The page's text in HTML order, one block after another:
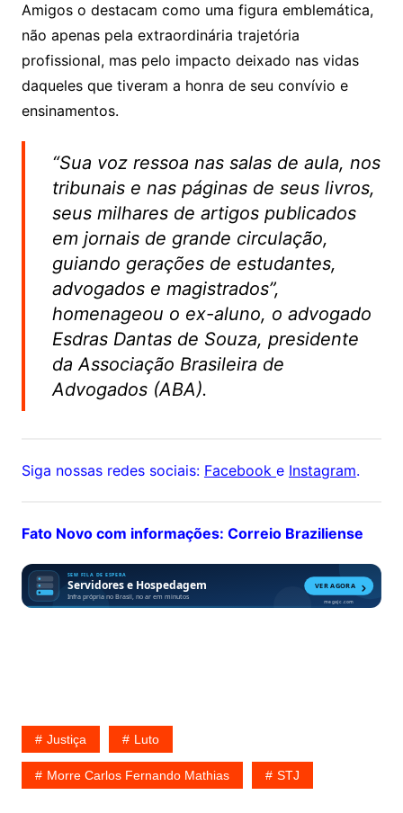
Amigos o destacam como uma figura emblemática,
não apenas pela extraordinária trajetória
profissional, mas pelo impacto deixado nas vidas
daqueles que tiveram a honra de seu convívio e
ensinamentos.
“Sua voz ressoa nas salas de aula, nos
tribunais e nas páginas de seus livros,
seus milhares de artigos publicados
em jornais de grande circulação,
guiando gerações de estudantes,
advogados e magistrados”,
homenageou o ex-aluno, o advogado
Esdras Dantas de Souza, presidente
da Associação Brasileira de
Advogados (ABA).
Siga nossas redes sociais: Facebook e Instagram.
Fato Novo com informações: Correio Braziliense
Justiça Luto
Morre Carlos Fernando Mathias STJ